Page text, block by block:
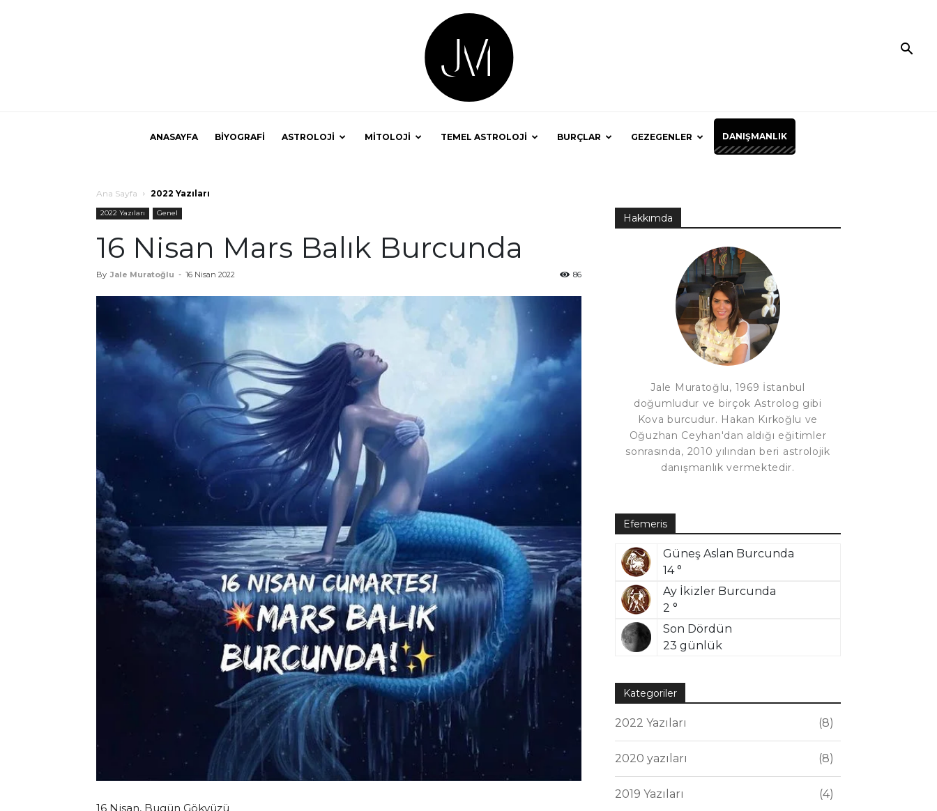
Muratoğlu
ANASAYFA BİYOGRAFİ ASTROLOJİ MİTOLOJİ TEMEL ASTROLOJİ BURÇLAR GEZEGENLER DANIŞMANLIK
Ana Sayfa 2022 Yazıları
2022 Yazıları Genel
16 Nisan Mars Balık Burcunda
By Jale Muratoğlu - 16 Nisan 2022 86
16 Nisan, Bugün Gökyüzü
Hakkımda
Jale Muratoğlu, 1969 İstanbul
doğumludur ve birçok Astrolog gibi
Kova burcudur. Hakan Kırkoğlu ve
Oğuzhan Ceyhan'dan aldığı eğitimler
sonrasında, 2010 yılından beri astrolojik
danışmanlık vermektedir.
Efemeris
Güneş Aslan Burcunda
14 °
Ay İkizler Burcunda
2 °
Son Dördün
23 günlük
Kategoriler
2022 Yazıları 8
2020 yazıları 8
2019 Yazıları 4